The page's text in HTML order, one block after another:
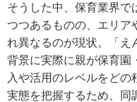
そうした中、保育業界で
つつあるものの、エリア
れ異なるのが現状。「え
背景に実際に親が保育園
入や活用のレベルをど
実態を把握するため、同